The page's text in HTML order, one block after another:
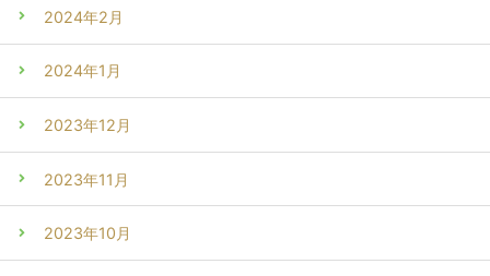
2024年2月
2024年1月
2023年12月
2023年11月
2023年10月